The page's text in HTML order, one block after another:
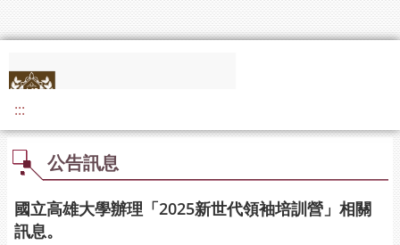
:::
公告訊息
國立高雄大學辦理「2025新世代領袖培訓營」相關
訊息。